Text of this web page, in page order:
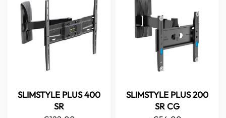
SLIMSTYLE PLUS 400
SR
SLIMSTYLE PLUS 200
SR CG